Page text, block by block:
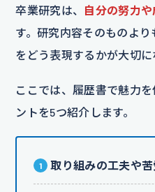
卒業研究は、 自分の努力
す。研究内容そのものよ
をどう表現するかが大切に
ここでは、履歴書で魅力
ントを5つ紹介します。
取り組みの工夫や